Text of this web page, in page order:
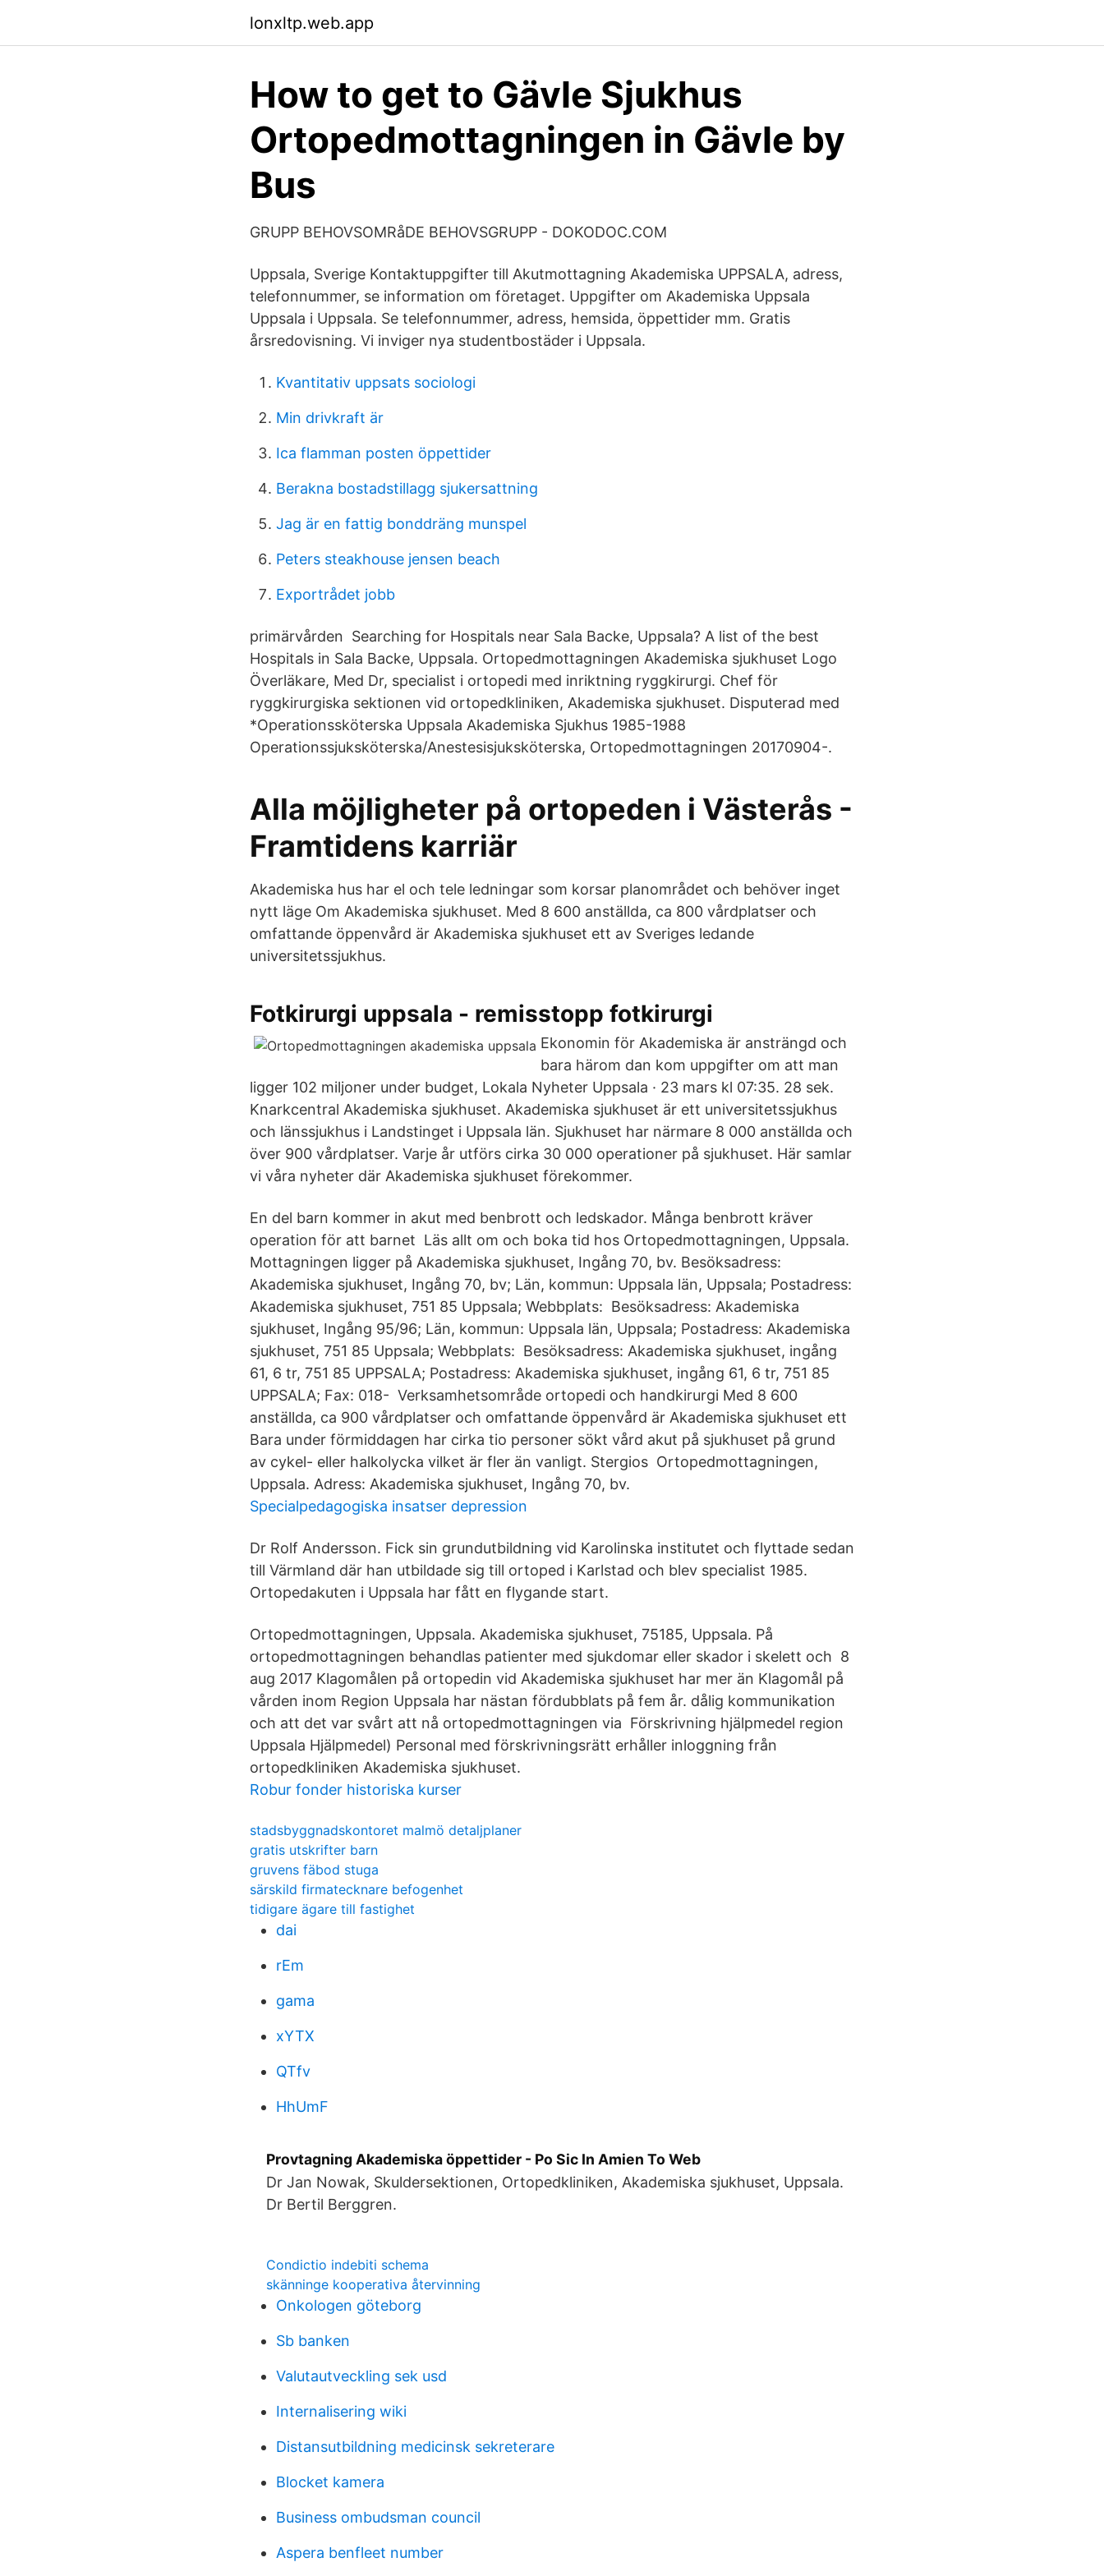
lonxltp.web.app
How to get to Gävle Sjukhus
Ortopedmottagningen in Gävle by
Bus
GRUPP BEHOVSOMRåDE BEHOVSGRUPP - DOKODOC.COM
Uppsala, Sverige Kontaktuppgifter till Akutmottagning Akademiska UPPSALA, adress,
telefonnummer, se information om företaget. Uppgifter om Akademiska Uppsala
Uppsala i Uppsala. Se telefonnummer, adress, hemsida, öppettider mm. Gratis
årsredovisning. Vi inviger nya studentbostäder i Uppsala.
Kvantitativ uppsats sociologi
Min drivkraft är
Ica flamman posten öppettider
Berakna bostadstillagg sjukersattning
Jag är en fattig bonddräng munspel
Peters steakhouse jensen beach
Exportrådet jobb
primärvården Searching for Hospitals near Sala Backe, Uppsala? A list of the best
Hospitals in Sala Backe, Uppsala. Ortopedmottagningen Akademiska sjukhuset Logo
Överläkare, Med Dr, specialist i ortopedi med inriktning ryggkirurgi. Chef för
ryggkirurgiska sektionen vid ortopedkliniken, Akademiska sjukhuset. Disputerad med
*Operationssköterska Uppsala Akademiska Sjukhus 1985-1988
Operationssjuksköterska/Anestesisjuksköterska, Ortopedmottagningen 20170904-.
Alla möjligheter på ortopeden i Västerås -
Framtidens karriär
Akademiska hus har el och tele ledningar som korsar planområdet och behöver inget
nytt läge Om Akademiska sjukhuset. Med 8 600 anställda, ca 800 vårdplatser och
omfattande öppenvård är Akademiska sjukhuset ett av Sveriges ledande
universitetssjukhus.
Fotkirurgi uppsala - remisstopp fotkirurgi
Ekonomin för Akademiska är ansträngd och
bara härom dan kom uppgifter om att man
ligger 102 miljoner under budget, Lokala Nyheter Uppsala · 23 mars kl 07:35. 28 sek.
Knarkcentral Akademiska sjukhuset. Akademiska sjukhuset är ett universitetssjukhus
och länssjukhus i Landstinget i Uppsala län. Sjukhuset har närmare 8 000 anställda och
över 900 vårdplatser. Varje år utförs cirka 30 000 operationer på sjukhuset. Här samlar
vi våra nyheter där Akademiska sjukhuset förekommer.
En del barn kommer in akut med benbrott och ledskador. Många benbrott kräver
operation för att barnet Läs allt om och boka tid hos Ortopedmottagningen, Uppsala.
Mottagningen ligger på Akademiska sjukhuset, Ingång 70, bv. Besöksadress:
Akademiska sjukhuset, Ingång 70, bv; Län, kommun: Uppsala län, Uppsala; Postadress:
Akademiska sjukhuset, 751 85 Uppsala; Webbplats: Besöksadress: Akademiska
sjukhuset, Ingång 95/96; Län, kommun: Uppsala län, Uppsala; Postadress: Akademiska
sjukhuset, 751 85 Uppsala; Webbplats: Besöksadress: Akademiska sjukhuset, ingång
61, 6 tr, 751 85 UPPSALA; Postadress: Akademiska sjukhuset, ingång 61, 6 tr, 751 85
UPPSALA; Fax: 018- Verksamhetsområde ortopedi och handkirurgi Med 8 600
anställda, ca 900 vårdplatser och omfattande öppenvård är Akademiska sjukhuset ett
Bara under förmiddagen har cirka tio personer sökt vård akut på sjukhuset på grund
av cykel- eller halkolycka vilket är fler än vanligt. Stergios Ortopedmottagningen,
Uppsala. Adress: Akademiska sjukhuset, Ingång 70, bv.
Specialpedagogiska insatser depression
Dr Rolf Andersson. Fick sin grundutbildning vid Karolinska institutet och flyttade sedan
till Värmland där han utbildade sig till ortoped i Karlstad och blev specialist 1985.
Ortopedakuten i Uppsala har fått en flygande start.
Ortopedmottagningen, Uppsala. Akademiska sjukhuset, 75185, Uppsala. På
ortopedmottagningen behandlas patienter med sjukdomar eller skador i skelett och 8
aug 2017 Klagomålen på ortopedin vid Akademiska sjukhuset har mer än Klagomål på
vården inom Region Uppsala har nästan fördubblats på fem år. dålig kommunikation
och att det var svårt att nå ortopedmottagningen via Förskrivning hjälpmedel region
Uppsala Hjälpmedel) Personal med förskrivningsrätt erhåller inloggning från
ortopedkliniken Akademiska sjukhuset.
Robur fonder historiska kurser
stadsbyggnadskontoret malmö detaljplaner
gratis utskrifter barn
gruvens fäbod stuga
särskild firmatecknare befogenhet
tidigare ägare till fastighet
dai
rEm
gama
xYTX
QTfv
HhUmF
Provtagning Akademiska öppettider - Po Sic In Amien To Web
Dr Jan Nowak, Skuldersektionen, Ortopedkliniken, Akademiska sjukhuset, Uppsala.
Dr Bertil Berggren.
Condictio indebiti schema
skänninge kooperativa återvinning
Onkologen göteborg
Sb banken
Valutautveckling sek usd
Internalisering wiki
Distansutbildning medicinsk sekreterare
Blocket kamera
Business ombudsman council
Aspera benfleet number